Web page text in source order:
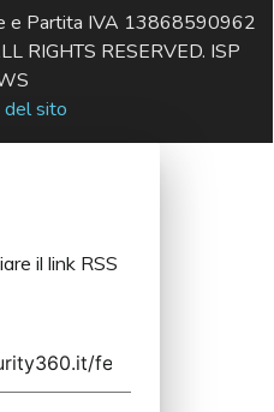
e Partita IVA 13868590962
RIGHTS RESERVED. ISP
del sito
il link RSS